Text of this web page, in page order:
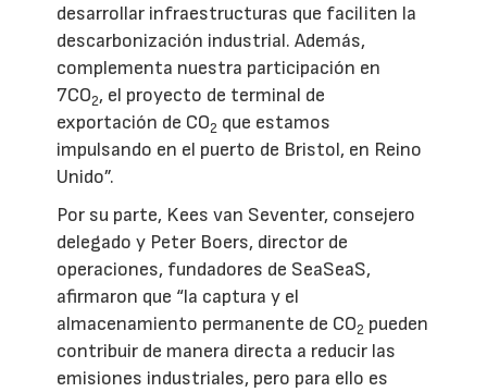
desarrollar infraestructuras que faciliten la
descarbonización industrial. Además,
complementa nuestra participación en
7CO2, el proyecto de terminal de
exportación de CO2 que estamos
impulsando en el puerto de Bristol, en Reino
Unido”.
Por su parte, Kees van Seventer, consejero
delegado y Peter Boers, director de
operaciones, fundadores de SeaSeaS,
afirmaron que “la captura y el
almacenamiento permanente de CO2 pueden
contribuir de manera directa a reducir las
emisiones industriales, pero para ello es